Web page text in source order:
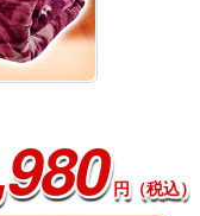
円（税込）